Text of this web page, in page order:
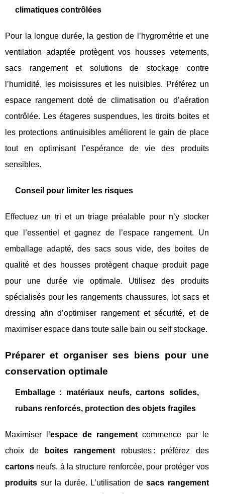
climatiques contrôlées
Pour la longue durée, la gestion de l’hygrométrie et une
ventilation adaptée protègent vos housses vetements,
sacs rangement et solutions de stockage contre
l’humidité, les moisissures et les nuisibles. Préférez un
espace rangement doté de climatisation ou d’aération
contrôlée. Les étageres suspendues, les tiroits boites et
les protections antinuisibles améliorent le gain de place
tout en optimisant l’espérance de vie des produits
sensibles.
Conseil pour limiter les risques
Effectuez un tri et un triage préalable pour n’y stocker
que l’essentiel et gagnez de l’espace rangement. Un
emballage adapté, des sacs sous vide, des boites de
qualité et des housses protègent chaque produit page
pour une durée vie optimale. Utilisez des produits
spécialisés pour les rangements chaussures, lot sacs et
dressing afin d’optimiser rangement et sécurité, et de
maximiser espace dans toute salle bain ou self stockage.
Préparer et organiser ses biens pour une
conservation optimale
Emballage : matériaux neufs, cartons solides,
rubans renforcés, protection des objets fragiles
Maximiser l’espace de rangement commence par le
choix de
boites rangement robustes : préférez des
cartons neufs, à la structure renforcée, pour protéger vos
produits sur la durée. L’utilisation desacs rangement